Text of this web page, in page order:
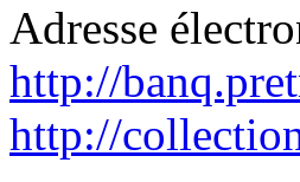
Adresse
http://
http://